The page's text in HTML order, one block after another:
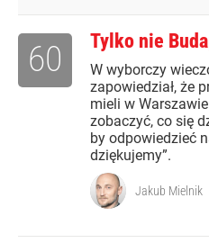
Tylko nie
W wyborczy
zapowiedział, że
mieli w
zobaczyć, co się
by odpowiedzieć
dziękujemy”.
60
Jakub Mielnik